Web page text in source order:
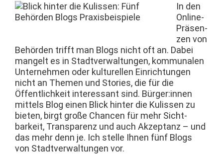
In den
Online-
Präsen­
zen von
Behör­den trifft man Blogs nicht oft an. Dabei
man­gelt es in Stadtver­wal­tun­gen, kom­mu­nalen
Unternehmen oder kul­turellen Ein­rich­tun­gen
nicht an The­men und Sto­ries, die für die
Öffentlichkeit inter­es­sant sind. Bürger:innen
mit­tels Blog einen Blick hin­ter die Kulis­sen zu
bieten, birgt große Chan­cen für mehr Sicht­
barkeit, Trans­parenz und auch Akzep­tanz – und
das mehr denn je. Ich stelle Ihnen fünf Blogs
von Stadtver­wal­tun­gen vor.